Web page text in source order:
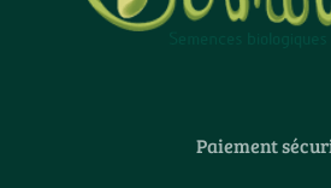
Paiement